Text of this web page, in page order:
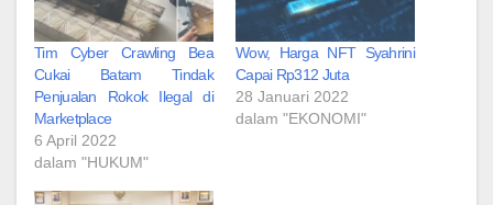
Tim Cyber Crawling Bea
Cukai Batam Tindak
Penjualan Rokok Ilegal di
Marketplace
6 April 2022
dalam "HUKUM"
Wow, Harga NFT Syahrini
Capai Rp312 Juta
28 Januari 2022
dalam "EKONOMI"